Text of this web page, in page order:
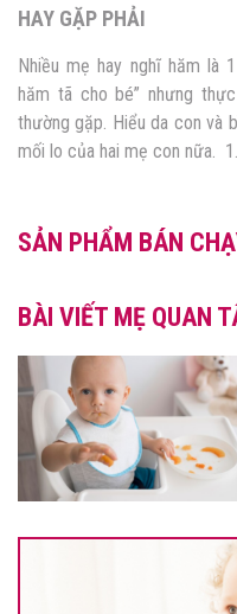
Hăm tã là vấn đề mẹ thường
thời tiết nóng bức, khó
được hăm tã khi hiểu đúng.
tường tận hơn về hăm tã và
SẢN PHẨM BÁN
BÀI VIẾT MẸ QUAN